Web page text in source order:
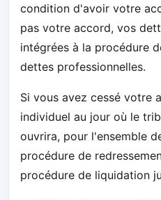
condition d'avoir votre
pas votre accord, vos
intégrées à la procédure
dettes professionnelles.
Si vous avez cessé votre
individuel au jour où le
ouvrira, pour l'ensemble
procédure de
procédure de liquidation